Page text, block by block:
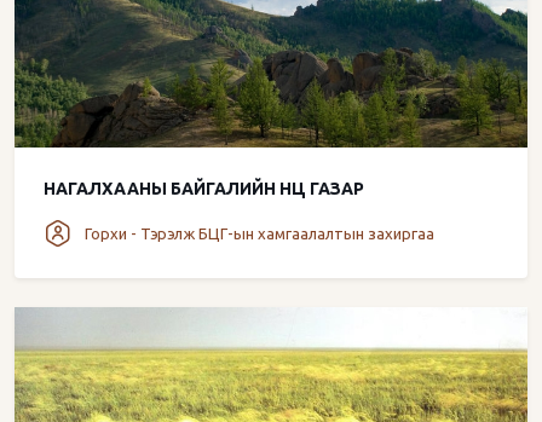
НАГАЛХААНЫ БАЙГАЛИЙН НӨӨЦ ГАЗАР
Горхи - Тэрэлж БЦГ-ын хамгаалалтын захиргаа